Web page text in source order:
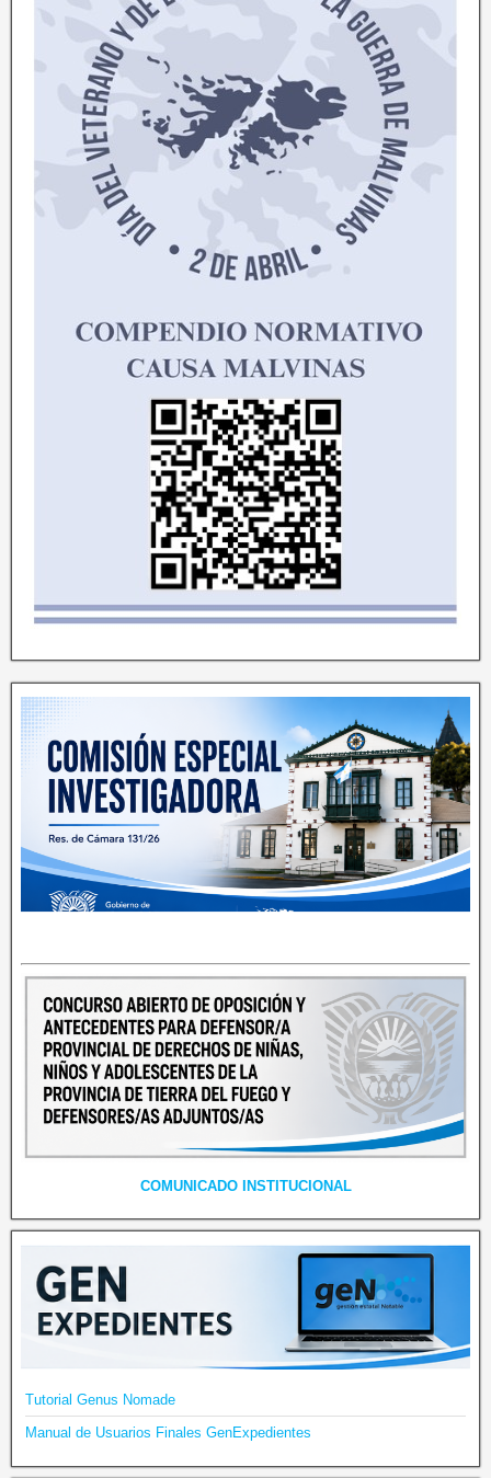
COMUNICADO INSTITUCIONAL
Tutorial Genus Nomade
Manual de Usuarios Finales GenExpedientes